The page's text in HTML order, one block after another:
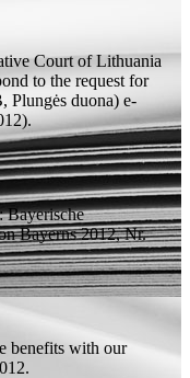
Court of Lithuania
to the request for
Plungės duona) e-
Bayerische
Bayerns 2012, Nr.
benefits with our